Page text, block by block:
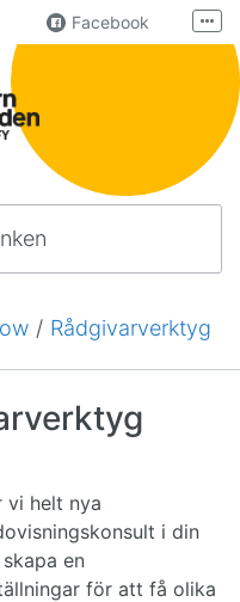
Facebook
Kontakta oss
Manualer för övriga program
Fler
/ Rådgivarverktyg
vi helt nya
i din
en
för att få olika